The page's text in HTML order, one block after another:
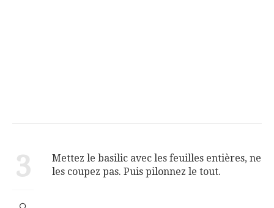
3
Mettez le basilic avec les feuilles entières, ne
les coupez pas. Puis pilonnez le tout.